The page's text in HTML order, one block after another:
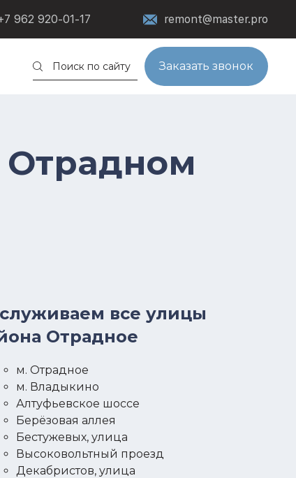
962 920-01-17 remont@master.pro
Заказать звонок
все улицы
Отрадное
м. Отрадное
м. Владыкино
Алтуфьевское шоссе
Берёзовая аллея
Бестужевых, улица
Высоковольтный проезд
Декабристов, улица